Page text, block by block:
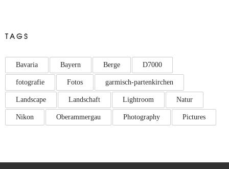
TAGS
Bavaria Bayern Berge D7000
fotografie Fotos garmisch-partenkirchen
Landscape Landschaft Lightroom Natur
Nikon Oberammergau Photography Pictures